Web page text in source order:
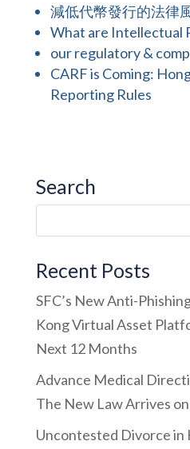
減低代幣發行的法律
What are Intellectual
our regulatory &
CARF is Coming:
Reporting Rules
Search
Recent Posts
SFC’s New Anti-
Kong Virtual Asset
Next 12 Months
Advance Medical
The New Law Arrives
Uncontested Divorce in